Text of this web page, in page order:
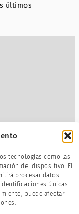
tecnologías como las
del dispositivo. El
procesar datos
únicas
puede afectar
últimos